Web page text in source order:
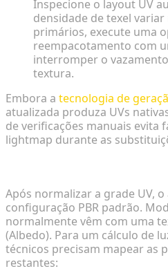
Inspecione o layout UV
densidade de texel
primários, execute uma
reempacotamento com
interromper o
textura.
Embora a tecnologia de
atualizada produza UVs
de verificações manuais evita
lightmap durante as
Após normalizar a grade UV,
configuração PBR padrão.
normalmente vêm com uma
(Albedo). Para um cálculo de
técnicos precisam mapear as
restantes: